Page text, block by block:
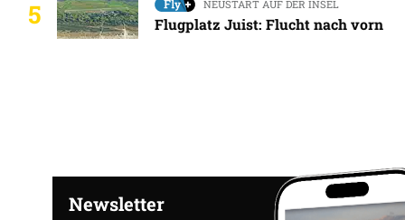
5 NEUSTART AUF DER INSEL
Flugplatz Juist: Flucht nach vorn
Newsletter